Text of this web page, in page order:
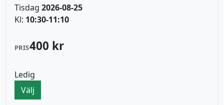
Tisdag 2026-08-25
Kl: 10:30-11:10
PRIS400 kr
Ledig
Välj